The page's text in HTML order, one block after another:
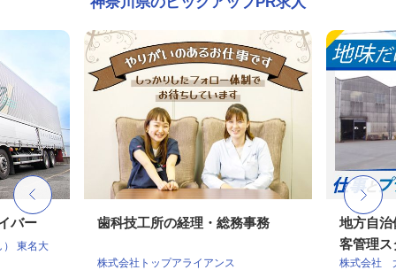
バー
） 東名大
歯科技工所の経理・総務事務
株式会社トップアライアンス
地方自治
客管理ス
株式会社